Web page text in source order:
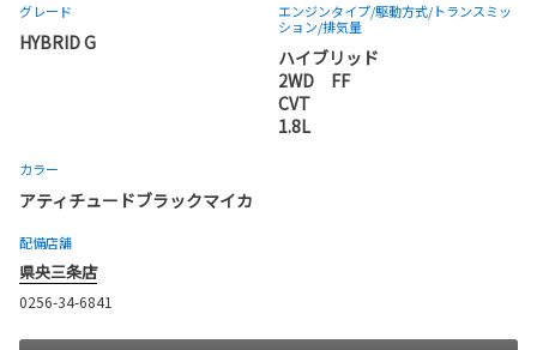
グレード
HYBRID G
エンジンタイプ/駆動方式/トランスミッ
ション/排気量
ハイブリッド
2WD FF
CVT
1.8L
カラー
アティチュードブラックマイカ
配備店舗
県央三条店
0256-34-6841